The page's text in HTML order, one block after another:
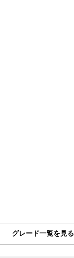
グレード一覧を見る